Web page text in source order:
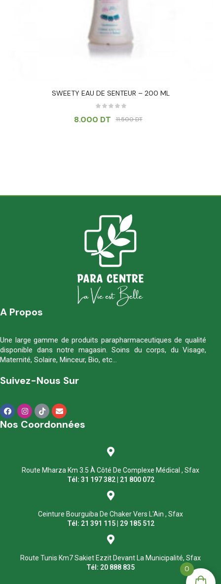
SWEETY EAU DE SENTEUR – 200 ML
11.500DT
8.000 DT
A Propos
Une large gamme de produits parapharmaceutiques de qualité
disponible dans notre magasin. Soins du corps, du Visage,
Maternité, Solaire, Minceur, Bio, etc…
Suivez-Nous Sur
Nos Coordonnées
Route Mharza Km 3.5 À Côté De Complexe Médical , Sfax
Tél: 31 197 382 | 21 800 072
Ceinture Bourguiba De Chaker Vers L'Ain , Sfax
Tél: 21 391 115 | 29 185 512
Route Tunis Km7 Sakiet Ezzit Devant La Municipalité, Sfax
Tél: 20 888 835
0